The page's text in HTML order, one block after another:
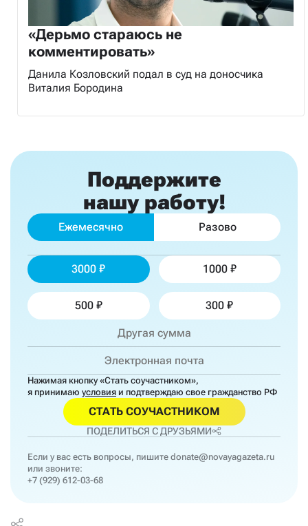
«Дерьмо стараюсь не
комментировать»
Данила Козловский подал в суд на доносчика
Виталия Бородина
Поддержите
нашу работу!
Ежемесячно Разово
3000 1000
500 300
Нажимая кнопку «Стать соучастником»,
я принимаю условия и подтверждаю свое гражданство РФ
СТАТЬ СОУЧАСТНИКОМ
ПОДЕЛИТЬСЯ С ДРУЗЬЯМИ
Если у вас есть вопросы, пишите donate@novayagazeta.ru
или звоните:
+7 (929) 612-03-68